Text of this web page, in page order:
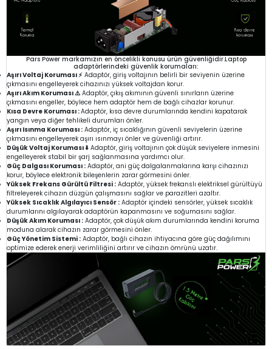
Pars Power markamızın en öncelikli konusu ürün güvenliğidir.Laptop
adaptörlerindeki güvenlik korumaları:
Aşırı Voltaj Koruması ⚡ Adaptör, giriş voltajının belirli bir seviyenin üzerine
çıkmasını engelleyerek cihazınızı yüksek voltajdan korur.
Aşırı Akım Koruması ⚠️Adaptör, çıkış akımının güvenli sınırların üzerine
çıkmasını engeller, böylece hem adaptör hem de bağlı cihazlar korunur.
Kısa Devre Koruması :Adaptör, kısa devre durumlarında kendini kapatarak
yangın veya diğer tehlikeli durumları önler.
Aşırı Isınma Koruması : Adaptör, iç sıcaklığının güvenli seviyelerin üzerine
çıkmasını engelleyerek aşırı ısınmayı önler ve güvenliği artırır.
Düşük Voltaj Koruması ⬇️ Adaptör, giriş voltajının çok düşük seviyelere inmesini
engelleyerek stabil bir şarj sağlanmasına yardımcı olur.
Güç Dalgası Koruması : Adaptör, ani güç dalgalanmalarına karşı cihazınızı
korur, böylece elektronik bileşenlerin zarar görmesini önler.
Yüksek Frekans Gürültü Filtresi : Adaptör, yüksek frekanslı elektriksel gürültüyü
filtreleyerek cihazın düzgün çalışmasını sağlar ve parazitleri azaltır.
Yüksek Sıcaklık Algılayıcı Sensör : Adaptör içindeki sensörler, yüksek sıcaklık
durumlarını algılayarak adaptörün kapanmasını ve soğumasını sağlar.
Düşük Akım Koruması : Adaptör, çok düşük akım durumlarında kendini koruma
moduna alarak cihazın zarar görmesini önler.
Güç Yönetim Sistemi : Adaptör, bağlı cihazın ihtiyacına göre güç dağılımını
optimize ederek enerji verimliliğini artırır ve cihazın ömrünü uzatır.